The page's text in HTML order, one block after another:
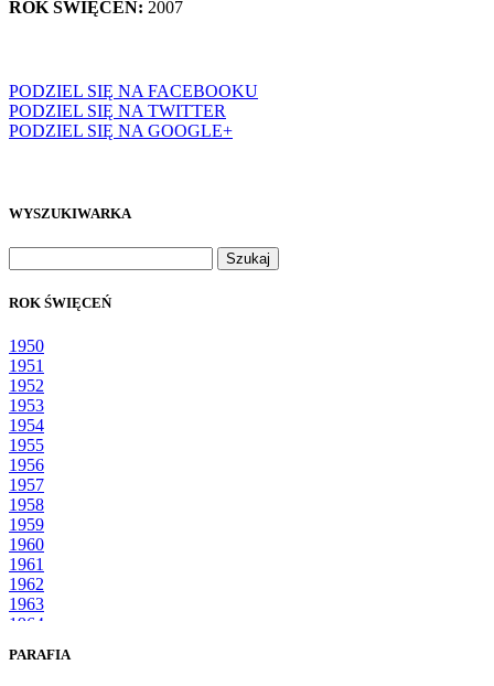
ROK ŚWIĘCEŃ: 2007
PODZIEL SIĘ NA FACEBOOKU
PODZIEL SIĘ NA TWITTER
PODZIEL SIĘ NA GOOGLE+
WYSZUKIWARKA
ROK ŚWIĘCEŃ
1950
1951
1952
1953
1954
1955
1956
1957
1958
1959
1960
1961
1962
1963
1964
1966
PARAFIA